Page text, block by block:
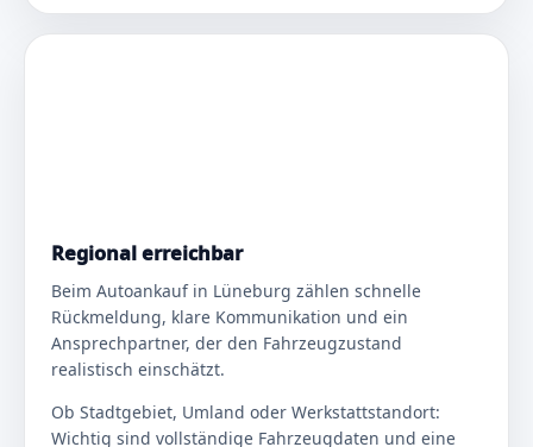
Regional erreichbar
Beim Autoankauf in Lüneburg zählen schnelle
Rückmeldung, klare Kommunikation und ein
Ansprechpartner, der den Fahrzeugzustand
realistisch einschätzt.
Ob Stadtgebiet, Umland oder Werkstattstandort:
Wichtig sind vollständige Fahrzeugdaten und eine